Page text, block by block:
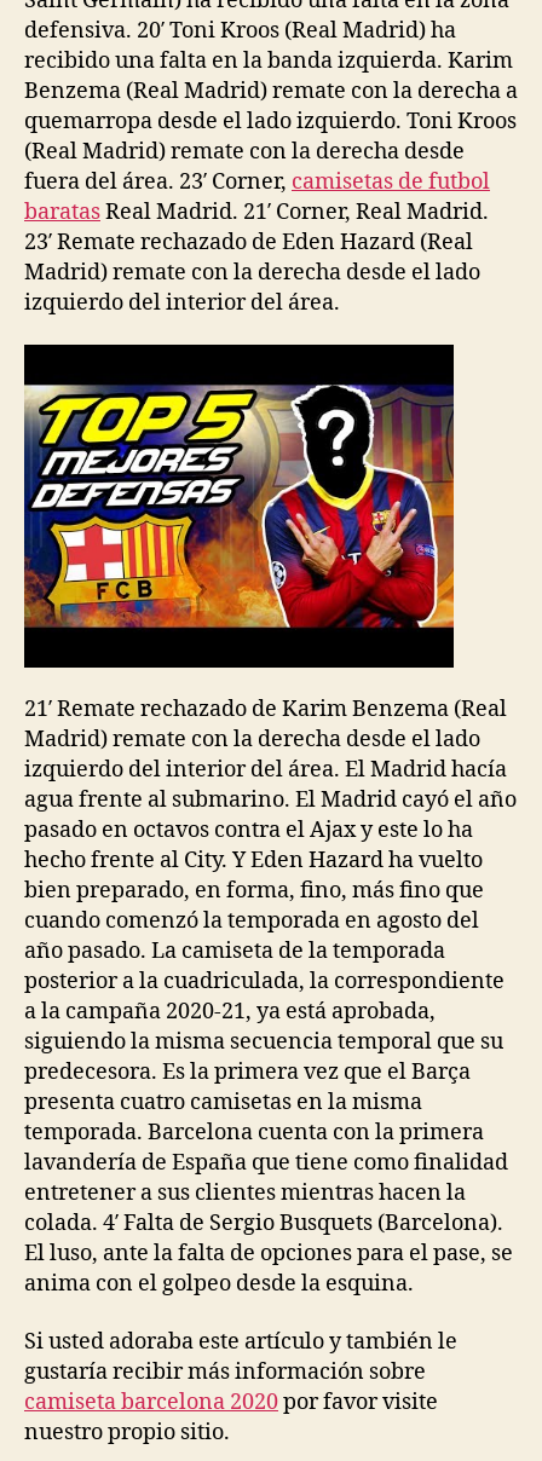
defensiva. 20′ Toni Kroos (Real Madrid) ha
recibido una falta en la banda izquierda. Karim
Benzema (Real Madrid) remate con la derecha a
quemarropa desde el lado izquierdo. Toni Kroos
(Real Madrid) remate con la derecha desde
fuera del área. 23′ Corner, camisetas de futbol
baratasReal Madrid. 21′ Corner, Real Madrid.
23′ Remate rechazado de Eden Hazard (Real
Madrid) remate con la derecha desde el lado
izquierdo del interior del área.
21′ Remate rechazado de Karim Benzema (Real
Madrid) remate con la derecha desde el lado
izquierdo del interior del área. El Madrid hacía
agua frente al submarino. El Madrid cayó el año
pasado en octavos contra el Ajax y este lo ha
hecho frente al City. Y Eden Hazard ha vuelto
bien preparado, en forma, fino, más fino que
cuando comenzó la temporada en agosto del
año pasado. La camiseta de la temporada
posterior a la cuadriculada, la correspondiente
a la campaña 2020-21, ya está aprobada,
siguiendo la misma secuencia temporal que su
predecesora. Es la primera vez que el Barça
presenta cuatro camisetas en la misma
temporada. Barcelona cuenta con la primera
lavandería de España que tiene como finalidad
entretener a sus clientes mientras hacen la
colada. 4′ Falta de Sergio Busquets (Barcelona).
El luso, ante la falta de opciones para el pase, se
anima con el golpeo desde la esquina.
Si usted adoraba este artículo y también le
gustaría recibir más información sobre
camiseta barcelona 2020por favor visite
nuestro propio sitio.